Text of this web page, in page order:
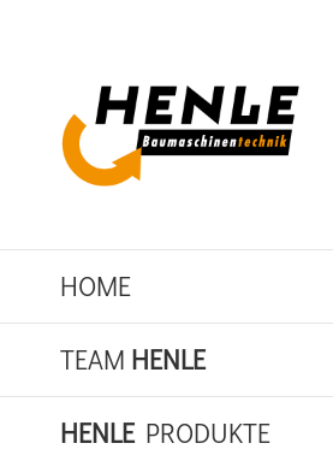
HOME
TEAM HENLE
HENLE PRODUKTE